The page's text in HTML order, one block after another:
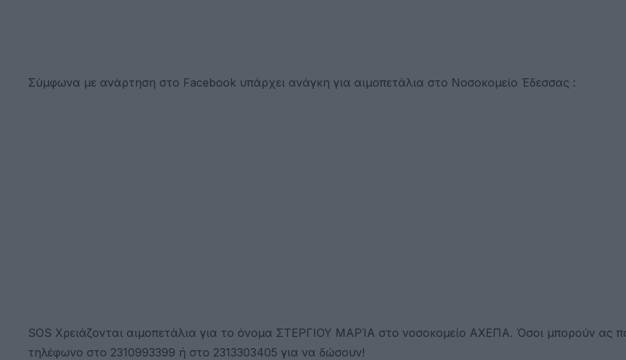
Σύμφωνα με ανάρτηση στο Facebook υπάρχει ανάγκη για αιμοπετάλια στο Νοσοκομείο Έδεσσας :
SOS Χρειάζονται αιμοπετάλια για το όνομα ΣΤΕΡΓΙΟΥ ΜΑΡΊΑ στο νοσοκομείο ΑΧΕΠΑ. Όσοι μπορούν ας
τηλέφωνο στο 2310993399 ή στο 2313303405 για να δώσουν!